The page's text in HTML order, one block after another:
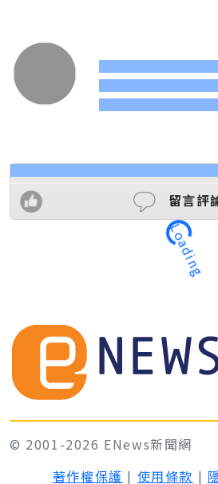
留言評
Loading
© 2001-2026 ENews新聞網
著作權保護 | 使用條款 |